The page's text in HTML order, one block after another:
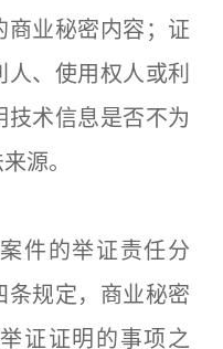
商业秘密内容；证
、使用权人或利
技术信息是否不为
源。
的举证责任分
条规定，商业秘密
证证明的事项之